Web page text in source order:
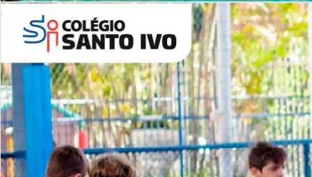
Período Integral | Saiba mais
Lista de vídeos